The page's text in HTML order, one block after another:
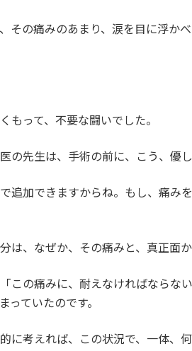
その痛みのあまり、涙を目に浮か
もって、不要な闘いでした。
の先生は、手術の前に、こう、優
で追加できますからね。もし、痛み
は、なぜか、その痛みと、真正面
この痛みに、耐えなければならな
っていたのです。
に考えれば、この状況で、一体、